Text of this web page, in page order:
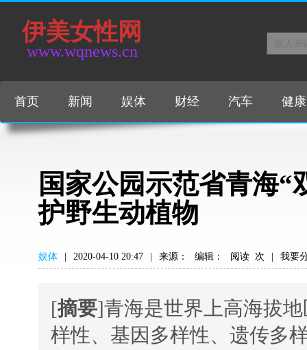
伊美女性网
www.wqnews.cn
首页 新闻 娱体 财经 汽车 健康
国家公园示范省青海“
护野生动植物
娱体 2020-04-10 20:47 来源： 编辑： 阅读 次 我要
[摘要]青海是世界上高海拔
样性、基因多样性、遗传多